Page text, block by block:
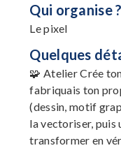
Qui organise
Le pixel
Quelques
🧩 Atelier Crée
fabriquais ton
(dessin, motif
la vectoriser, puis
transformer en